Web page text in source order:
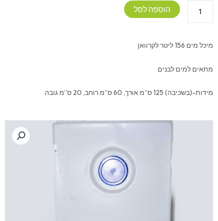
הוספה לסל
מיכל מים 156 ליטר לקרוואן
מתאים למים לבנים
מידות-(בשכיבה) 125 ס”מ אורך, 60 ס”מ רוחב, 20 ס”מ גובה